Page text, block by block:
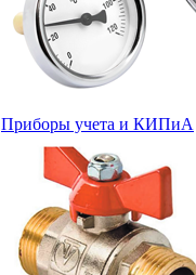
Приборы учета и КИПиА